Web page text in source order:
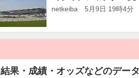
netkeiba 5月9日 19時4分
結果・成績・オッズなどのデー